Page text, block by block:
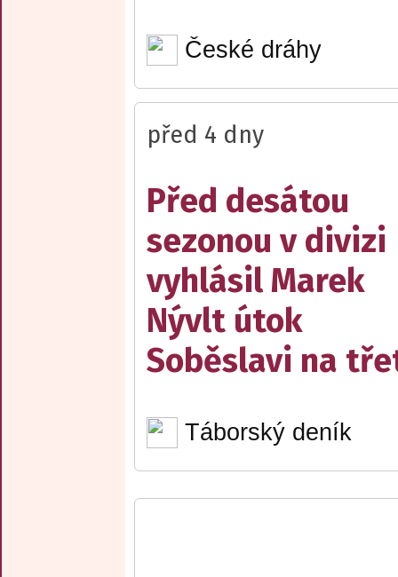
České dráhy
před 4 dny
Před desátou
sezonou v divizi
vyhlásil Marek
Nývlt útok
Soběslavi na
Táborský deník